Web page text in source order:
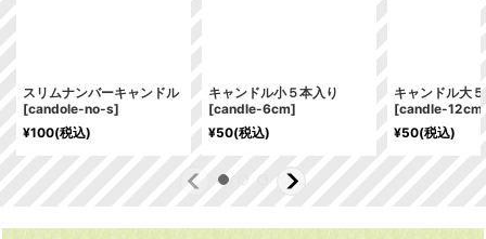
スリムナンバーキャンドル
[candole-no-s]
¥100(税込)
キャンドル小５本入り
[candle-6cm]
¥50(税込)
キャンドル大
[candle-12cm
¥50(税込)